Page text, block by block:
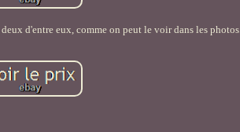
d'entre eux, comme on peut le voir dans les photos.